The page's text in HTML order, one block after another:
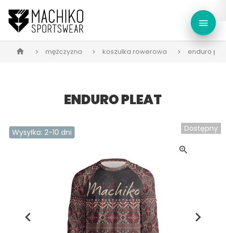
menu
home mężczyzna koszulka rowerowa enduro
ENDURO PLEAT
Wysyłka: 2-10 dni Dostępny